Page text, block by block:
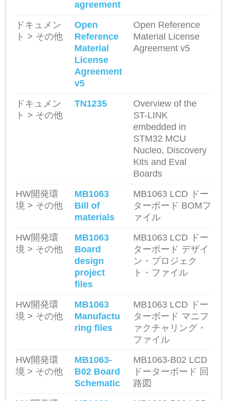
agreement
ドキュメン
ト > その他
Open
Reference
Material
License
Agreement
v5
Open Reference
Material License
Agreement v5
ドキュメン
ト > その他
TN1235
Overview of the
ST-LINK
embedded in
STM32 MCU
Nucleo, Discovery
Kits and Eval
Boards
HW開発環
境 > その他
MB1063
Bill of
materials
MB1063 LCD ドー
ターボード BOMフ
ァイル
HW開発環
境 > その他
MB1063
Board
design
project
files
MB1063 LCD ドー
ターボード デザイ
ン・プロジェク
ト・ファイル
HW開発環
境 > その他
MB1063
Manufactu
ring files
MB1063 LCD ドー
ターボード マニフ
ァクチャリング・
ファイル
HW開発環
境 > その他
MB1063-
B02 Board
Schematic
MB1063-B02 LCD
ドーターボード 回
路図